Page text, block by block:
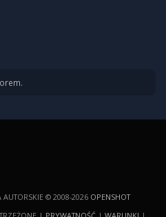
AUTORSKIE © 2008-2026 OPENSHOT